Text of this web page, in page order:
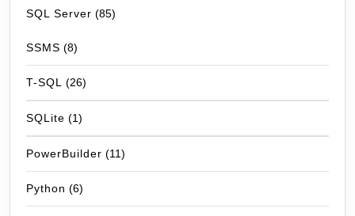
SQL Server (85)
SSMS (8)
T-SQL (26)
SQLite (1)
PowerBuilder (11)
Python (6)